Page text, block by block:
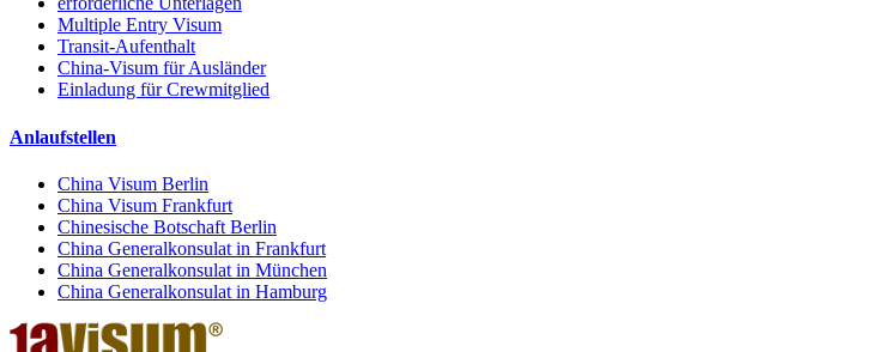
Multiple Entry Visum
Transit-Aufenthalt
China-Visum für Ausländer
Einladung für Crewmitglied
Anlaufstellen
China Visum Berlin
China Visum Frankfurt
Chinesische Botschaft Berlin
China Generalkonsulat in Frankfurt
China Generalkonsulat in München
China Generalkonsulat in Hamburg